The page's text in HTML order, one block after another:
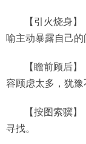
【引火烧身
喻主动暴露自己的
【瞻前顾后
容顾虑太多，犹豫
【按图索骥
寻找。